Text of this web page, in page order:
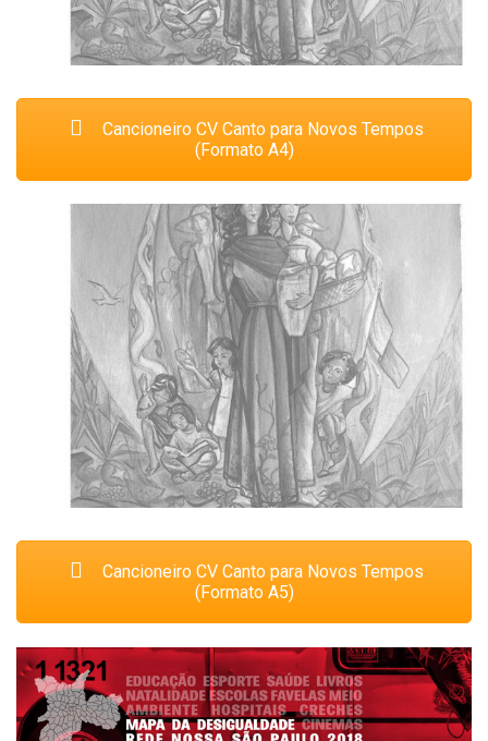
Cancioneiro CV Canto para Novos Tempos
(Formato A4)
Cancioneiro CV Canto para Novos Tempos
(Formato A5)